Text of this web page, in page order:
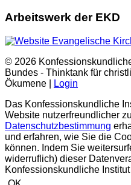
Arbeitswerk der EKD
© 2026
Bundes - Thinktank für
Ökumene |
Login
Das Konfessionskundliche
Website nutzerfreundlicher
Datenschutzbestimmung
und erfahren, wie Sie die
können. Indem Sie
widerruflich) dieser
Konfessionskundliche Institut